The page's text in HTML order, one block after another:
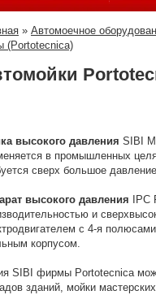
» Автомоечное
(Portotecnica)
высокого давления SIBI
в промышленных
сверх большое
высокого давления IPC
и
с 4-я
корпусом.
SIBI фирмы Portotecnica
зданий, мойки